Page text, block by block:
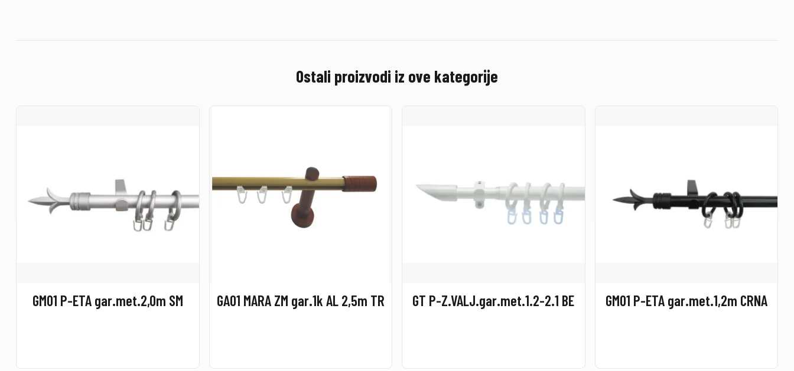
Ostali proizvodi iz ove kategorije
GM01 P-ETA gar.met.2,0m SM GA01 MARA ZM gar.1k AL 2,5m TR GT P-Z.VALJ.gar.met.1.2-2.1 BE GM01 P-ETA gar.met.1,2m CRNA